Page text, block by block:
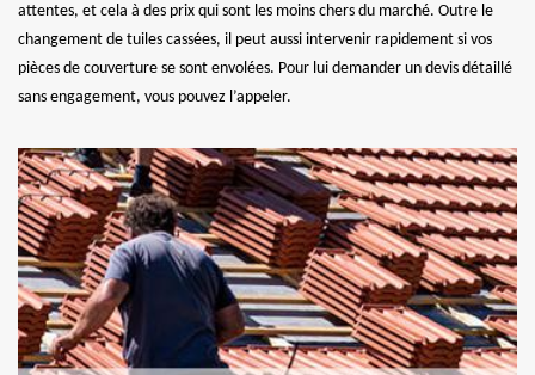
attentes, et cela à des prix qui sont les moins chers du marché. Outre le
changement de tuiles cassées, il peut aussi intervenir rapidement si vos
pièces de couverture se sont envolées. Pour lui demander un devis détaillé
sans engagement, vous pouvez l’appeler.